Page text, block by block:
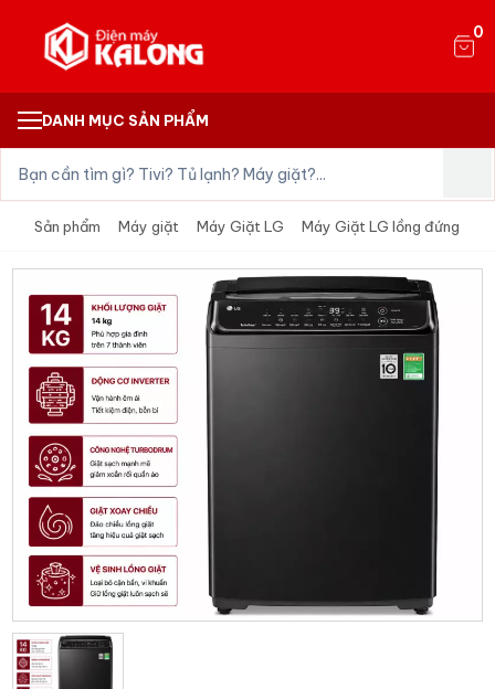
0
DANH MỤC SẢN PHẨM
Sản phẩm Máy giặt Máy Giặt LG Máy Giặt LG lồng đứng